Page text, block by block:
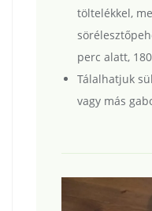
töltelékkel,
perc alatt,
Tálalhatjuk
vagy más